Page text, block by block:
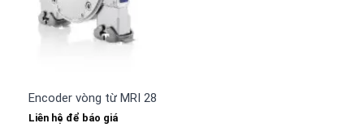
Encoder vòng từ MRI 2850 Leine Linde
Liên hệ để báo giá